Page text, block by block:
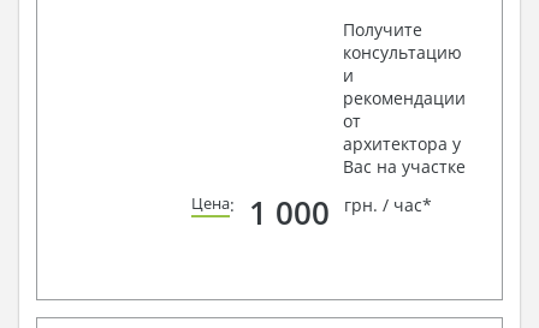
Получите
консультацию
и
рекомендации
от
архитектора у
Вас на участке
Цена: 1 000 грн. / час*